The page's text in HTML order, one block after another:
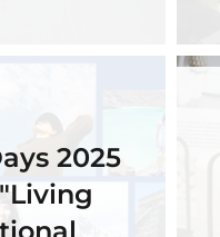
2025